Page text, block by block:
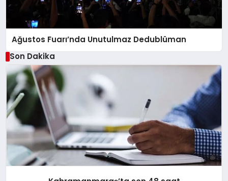
Ağustos Fuarı’nda Unutulmaz Dedublüman
Son Dakika